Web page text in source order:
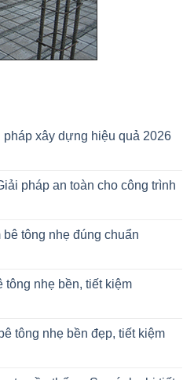
pháp xây dựng hiệu quả 2026
pháp an toàn cho công trình
tông nhẹ đúng chuẩn
tông nhẹ bền, tiết kiệm
tông nhẹ bền đẹp, tiết kiệm